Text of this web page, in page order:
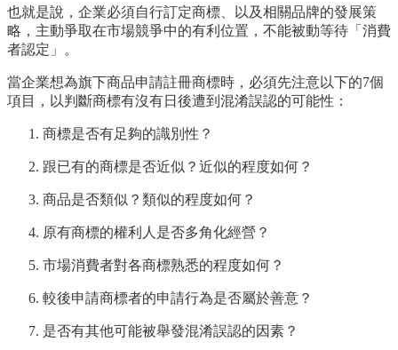
也就是說，企業必須自行訂定商標、以及相關品牌的發展策
略，主動爭取在市場競爭中的有利位置，不能被動等待「消費
者認定」。
當企業想為旗下商品申請註冊商標時，必須先注意以下的7個
項目，以判斷商標有沒有日後遭到混淆誤認的可能性：
商標是否有足夠的識別性？
跟已有的商標是否近似？近似的程度如何？
商品是否類似？類似的程度如何？
原有商標的權利人是否多角化經營？
市場消費者對各商標熟悉的程度如何？
較後申請商標者的申請行為是否屬於善意？
是否有其他可能被舉發混淆誤認的因素？